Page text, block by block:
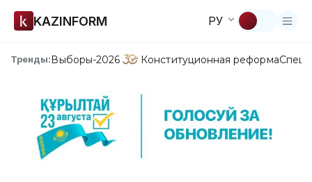
KAZINFORM РУ
Тренды:Выборы-2026 Конституционная реформа